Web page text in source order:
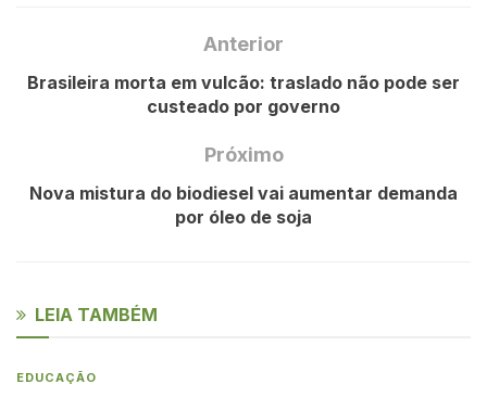
Anterior
Brasileira morta em vulcão: traslado não pode ser
custeado por governo
Próximo
Nova mistura do biodiesel vai aumentar demanda
por óleo de soja
LEIA TAMBÉM
EDUCAÇÃO